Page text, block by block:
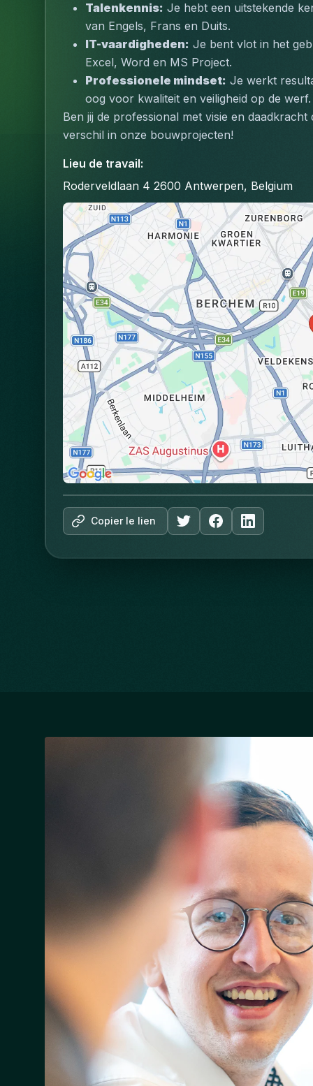
Talenkennis: Je hebt een uitstekende
van Engels, Frans en Duits.
IT-vaardigheden: Je bent vlot in het
Excel, Word en MS Project.
Professionele mindset: Je werkt
oog voor kwaliteit en veiligheid op de werf.
Ben jij de professional met visie en
verschil in onze bouwprojecten!
Lieu de travail:
Roderveldlaan 4 2600 Antwerpen, Belgium
Copier le lien